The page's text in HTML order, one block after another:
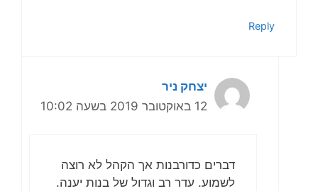
Reply
יצחק ניר
12 באוקטובר 2019 בשעה 10:02
דברים כדורבנות אך הקהל לא רוצה
לשמוע. עדר רב וגדול של בנות יענה.